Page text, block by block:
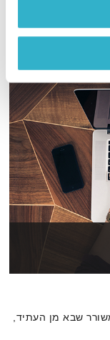
שבא מן העתיד,